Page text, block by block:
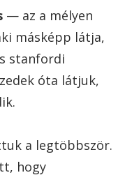
— az a mélyen
másképp látja,
stanfordi
óta látjuk,
a legtöbbször.
hogy